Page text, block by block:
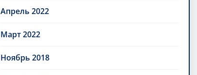
Апрель 2022
Март 2022
Ноябрь 2018